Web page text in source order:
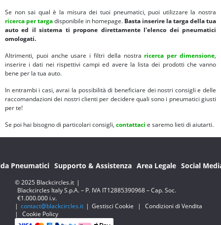
Se non sai qual è la misura dei tuoi pneumatici, puoi utilizzare la nostra
ricerca per targadisponibile in homepage. Basta inserire la targa della tua
auto ed il sistema ti propone direttamente l'elenco dei pneumatici
omologati.
Altrimenti, puoi anche usare i filtri della nostra ricerca per dimensione,
inserire i dati nei rispettivi campi ed avere la lista dei prodotti che vanno
bene per la tua auto.
In entrambi i casi, avrai la possibilità di beneficiare dei nostri consigli e delle
raccomandazioni dei nostri clienti per decidere quali sono i pneumatici giusti
per te!
Se poi hai bisogno di particolari consigli, contattaci e saremo lieti di aiutarti.
Pneumatici Supporto & Assistenza Area Legale Social
© 2025 Blackcircles.it |
Blackcircles Italy S.p.A. – P. IVA IT12885390968 – Cap. Soc.
€1.000.000 i.v.
| contact@blackcircles.it | Gestisci Cookie |
Condizioni di Vendita
|
Cookie Policy